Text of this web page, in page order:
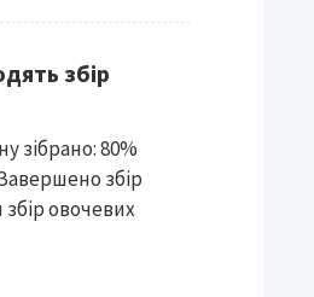
збір
зібрано: 80%
збір
овочевих